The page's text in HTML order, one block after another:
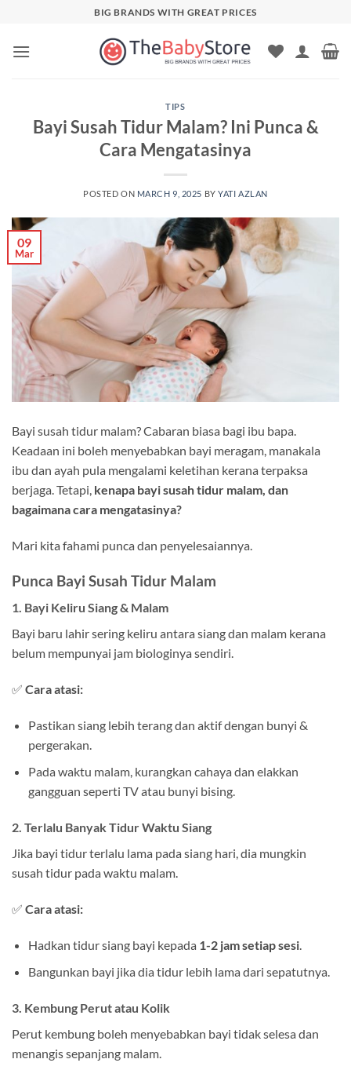
content
BIG BRANDS WITH GREAT PRICES
TIPS
Bayi Susah Tidur Malam? Ini Punca &
Cara Mengatasinya
POSTED ON MARCH 9, 2025 BYYATI AZLAN
09
Mar
Bayi susah tidur malam? Cabaran biasa bagi ibu bapa.
Keadaan ini boleh menyebabkan bayi meragam, manakala
ibu dan ayah pula mengalami keletihan kerana terpaksa
berjaga. Tetapi, kenapa bayi susah tidur malam, dan
bagaimana cara mengatasinya?
Mari kita fahami punca dan penyelesaiannya.
Punca Bayi Susah Tidur Malam
1. Bayi Keliru Siang & Malam
Bayi baru lahir sering keliru antara siang dan malam kerana
belum mempunyai jam biologinya sendiri.
✅ Cara atasi:
Pastikan siang lebih terang dan aktif dengan bunyi &
pergerakan.
Pada waktu malam, kurangkan cahaya dan elakkan
gangguan seperti TV atau bunyi bising.
2. Terlalu Banyak Tidur Waktu Siang
Jika bayi tidur terlalu lama pada siang hari, dia mungkin
susah tidur pada waktu malam.
✅ Cara atasi:
Hadkan tidur siang bayi kepada 1-2 jam setiap sesi.
Bangunkan bayi jika dia tidur lebih lama dari sepatutnya.
3. Kembung Perut atau Kolik
Perut kembung boleh menyebabkan bayi tidak selesa dan
menangis sepanjang malam.